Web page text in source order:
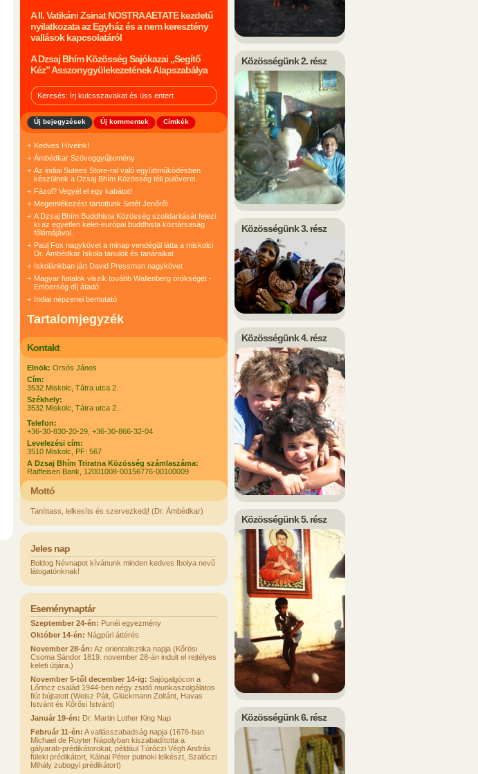
Közösségünk 2. rész
Közösségünk 3. rész
Közösségünk 4. rész
Közösségünk 5. rész
Közösségünk 6. rész
A II. Vatikáni Zsinat NOSTRA AETATE kezdetű
nyilatkozata az Egyház és a nem keresztény
vallások kapcsolatáról
A Dzsaj Bhím Közösség Sajókazai „Segítő
Kéz” Asszonygyülekezetének Alapszabálya
Új bejegyzések Új kommentek Címkék
Kedves Híveink!
Ámbédkar Szöveggyűjtemény
Az indiai Sutees Store-ral való együttműködésben
készülnek a Dzsaj Bhím Közösség téli pulóverei.
Fázol? Vegyél el egy kabátot!
Megemlékezést tartottunk Setét Jenőről
A Dzsaj Bhím Buddhista Közösség szolidaritását fejezi
ki az egyetlen kelet-európai buddhista köztársaság
főlámájával.
Paul Fox nagykövet a minap vendégül látta a miskolci
Dr. Ámbédkar Iskola tanulóit és tanáraikat
Iskolánkban járt David Pressman nagykövet
Magyar fiatalok viszik tovább Wallenberg örökségét -
Emberség díj átadó
Indiai népzenei bemutató
Tartalomjegyzék
Kontakt
Elnök: Orsós János
Cím:
3532 Miskolc, Tátra utca 2.
Székhely:
3532 Miskolc, Tátra utca 2.
Telefon:
+36-30-830-20-29, +36-30-866-32-04
Levelezési cím:
3510 Miskolc, PF: 567
A Dzsaj Bhím Triratna Közösség számlaszáma:
Raiffeisen Bank, 12001008-00156776-00100009
Mottó
Taníttass, lelkesíts és szervezkedj! (Dr. Ámbédkar)
Jeles nap
Boldog Névnapot kívánunk minden kedves Ibolya nevű
látogatónknak!
Eseménynaptár
Szeptember 24-én: Punéi egyezmény
Október 14-én: Nágpúri áttérés
November 28-án: Az orientalisztika napja (Kőrösi
Csoma Sándor 1819. november 28-án indult el rejtélyes
keleti útjára.)
November 5-től december 14-ig: Sajógalgócon a
Lőrincz család 1944-ben négy zsidó munkaszolgálatos
fiút bújtatott (Weisz Pált, Glückmann Zoltánt, Havas
Istvánt és Kőrősi Istvánt)
Január 19-én: Dr. Martin Luther King Nap
Február 11-én: A vallásszabadság napja (1676-ban
Michael de Ruyter Nápolyban kiszabadította a
gályarab-prédikátorokat, például Túróczi Végh András
füleki prédikátort, Kálnai Péter putnoki lelkészt, Szalóczi
Mihály zubogyi prédikátort)